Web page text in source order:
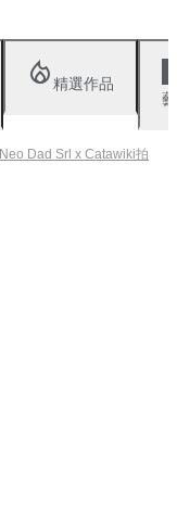
精選作品
Neo Dad Srl x Catawiki拍